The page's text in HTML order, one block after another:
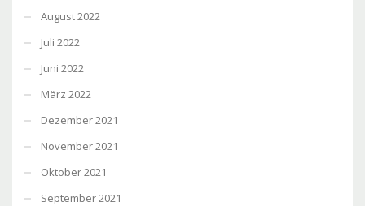
August 2022
Juli 2022
Juni 2022
März 2022
Dezember 2021
November 2021
Oktober 2021
September 2021